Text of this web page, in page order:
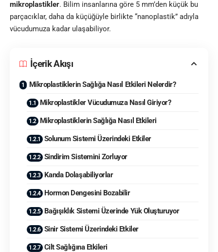
mikroplastikler. Bilim insanlarına göre 5 mm’den küçük bu
parçacıklar, daha da küçüğüyle birlikte “nanoplastik” adıyla
vücudumuza kadar ulaşabiliyor.
İçerik Akışı
Mikroplastiklerin Sağlığa Nasıl Etkileri Nelerdir?
Mikroplastikler Vücudumuza Nasıl Giriyor?
Mikroplastiklerin Sağlığa Nasıl Etkileri
Solunum Sistemi Üzerindeki Etkiler
Sindirim Sistemini Zorluyor
Kanda Dolaşabiliyorlar
Hormon Dengesini Bozabilir
Bağışıklık Sistemi Üzerinde Yük Oluşturuyor
Sinir Sistemi Üzerindeki Etkiler
Cilt Sağlığına Etkileri